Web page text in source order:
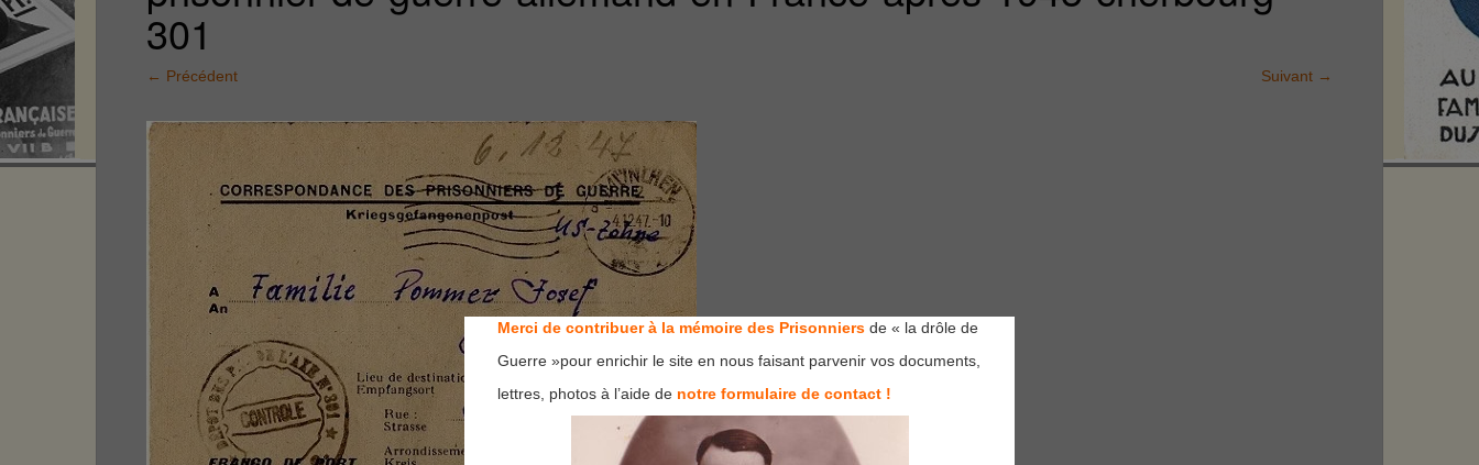
301
← Précédent Suivant →
Merci de contribuer à la mémoire des Prisonniers de « la drôle de
Guerre »pour enrichir le site en nous faisant parvenir vos documents,
lettres, photos à l’aide de notre formulaire de contact !